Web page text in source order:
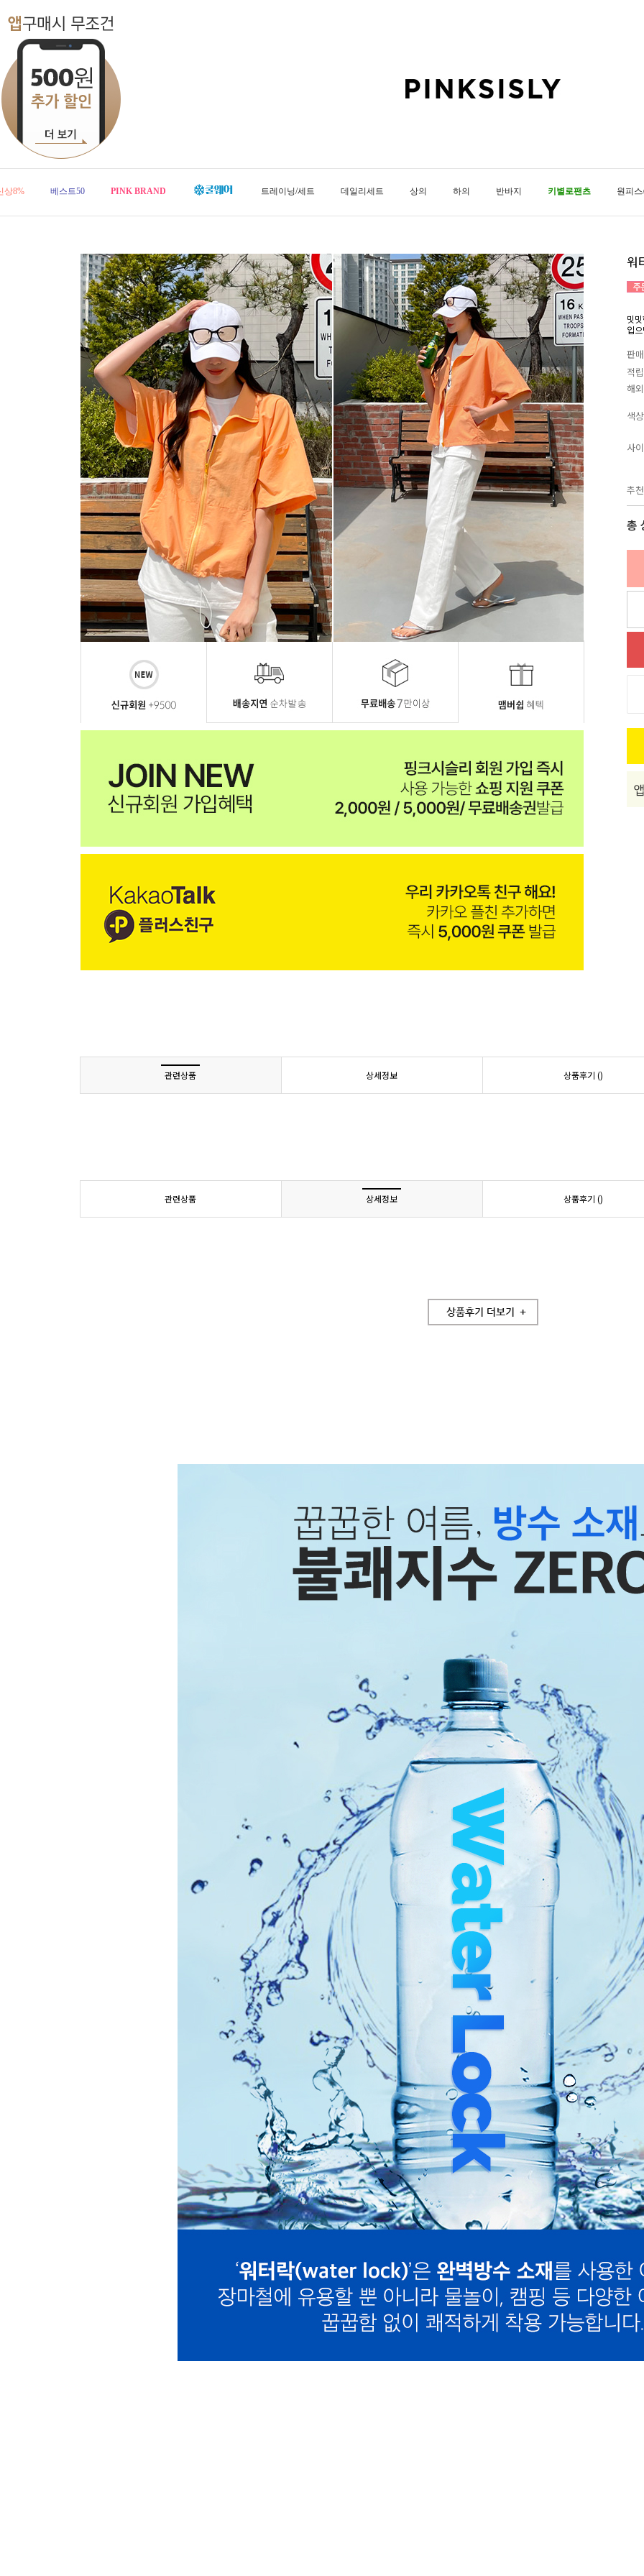
상8% 베스트50 PINK BRAND 트레이닝/세트 데일리세트 상의 하의 반바지 키별로팬츠 원피
워
밋
입
판
적
해
색상
사
추
총
관련상품 상세정보 상품후기 ()
관련상품 상세정보 상품후기 ()